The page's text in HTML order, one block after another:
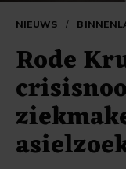
NIEUWS /
Rode